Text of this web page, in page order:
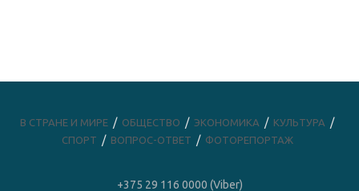
В СТРАНЕ И МИРЕ ОБЩЕСТВО ЭКОНОМИКА
КУЛЬТУРА
СПОРТ
ВОПРОС-ОТВЕТ ФОТОРЕПОРТАЖ
+375 29 116 0000 (Viber)